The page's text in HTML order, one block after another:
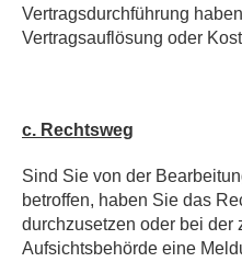
Vertragsdurchführung
Vertragsauflösung oder
c. Rechtsweg
Sind Sie von der
betroffen, haben Sie das
durchzusetzen oder bei der
Aufsichtsbehörde eine